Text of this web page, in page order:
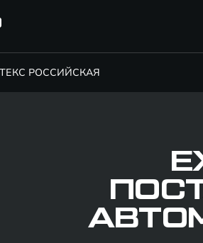
РОССИЙСКАЯ